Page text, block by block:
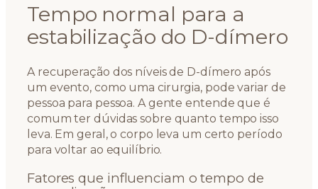
Tempo normal para a
estabilização do D-dímero
A recuperação dos níveis de D-dímero após
um evento, como uma cirurgia, pode variar de
pessoa para pessoa. A gente entende que é
comum ter dúvidas sobre quanto tempo isso
leva. Em geral, o corpo leva um certo período
para voltar ao equilíbrio.
Fatores que influenciam o tempo de